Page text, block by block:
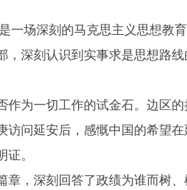
一场深刻的马克思主义思想教
，深刻认识到实事求是思想路
为一切工作的试金石。边区
问延安后，感慨中国的希望
。
章，深刻回答了政绩为谁而树